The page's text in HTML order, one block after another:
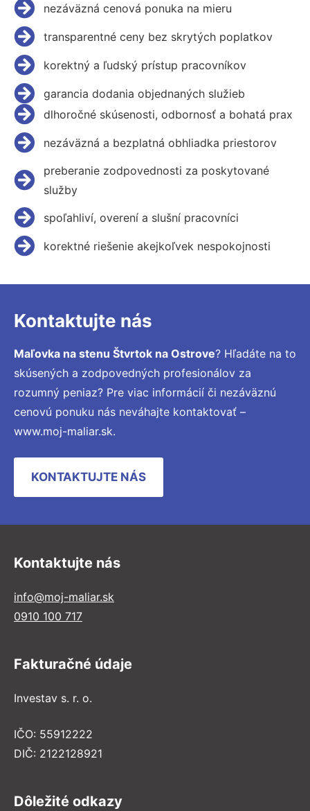
nezáväzná cenová ponuka na mieru
transparentné ceny bez skrytých poplatkov
korektný a ľudský prístup pracovníkov
garancia dodania objednaných služieb
dlhoročné skúsenosti, odbornosť a bohatá prax
nezáväzná a bezplatná obhliadka priestorov
preberanie zodpovednosti za poskytované
služby
spoľahliví, overení a slušní pracovníci
korektné riešenie akejkoľvek nespokojnosti
Kontaktujte nás
Maľovka na stenu Štvrtok na Ostrove? Hľadáte na to
skúsených a zodpovedných profesionálov za
rozumný peniaz? Pre viac informácií či nezáväznú
cenovú ponuku nás neváhajte kontaktovať –
www.moj-maliar.sk.
KONTAKTUJTE NÁS
Kontaktujte nás
info@moj-maliar.sk
0910 100 717
Fakturačné údaje
Investav s. r. o.
IČO: 55912222
DIČ: 2122128921
Dôležité odkazy